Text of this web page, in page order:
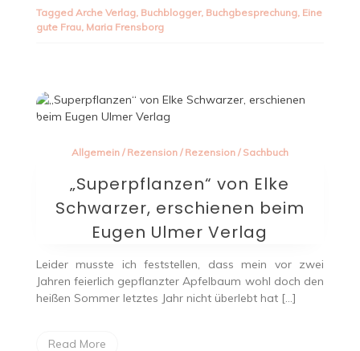
Tagged Arche Verlag, Buchblogger, Buchgbesprechung, Eine
gute Frau, Maria Frensborg
Allgemein/ Rezension/ Rezension/ Sachbuch
„Superpflanzen“ von Elke
Schwarzer, erschienen beim
Eugen Ulmer Verlag
Leider musste ich feststellen, dass mein vor zwei
Jahren feierlich gepflanzter Apfelbaum wohl doch den
heißen Sommer letztes Jahr nicht überlebt hat […]
Read More